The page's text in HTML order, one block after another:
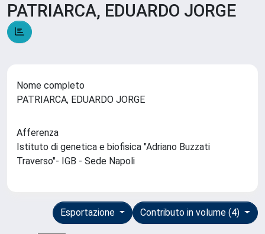
PATRIARCA, EDUARDO JORGE
Nome completo
PATRIARCA, EDUARDO JORGE
Afferenza
Istituto di genetica e biofisica "Adriano Buzzati
Traverso"- IGB - Sede Napoli
Contributo in volume (4)
Esportazione